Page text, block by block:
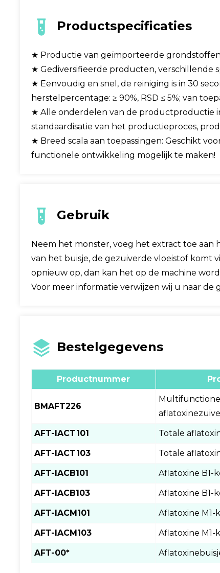
Productspecificaties
★ Productie van geïmporteerde
★ Gediversifieerde producten, verschillende
★ Eenvoudig en snel, de reiniging is in 30
herstelpercentage: ≥ 90%, RSD ≤ 5%; van
★ Alle onderdelen van de productproductie
standaardisatie van het productieproces,
★ Breed scala aan toepassingen: Geschikt
functionele ontwikkeling mogelijk te maken!
Gebruik
Neem het monster, voeg het extract toe
van het buisje, de gezuiverde vloeistof komt
opnieuw op, dan kan het op de machine
Voor meer informatie verwijzen wij u naar de
Bestelgegevens
Productnummer
BMAFT226
AFT-IACT101 Totale
AFT-IACT103 Totale
AFT-IACB101 Aflatoxine B1-
AFT-IACB103 Aflatoxine B1-
AFT-IACM101 Aflatoxine M1-
AFT-IACM103 Aflatoxine M1-
AFT-00*